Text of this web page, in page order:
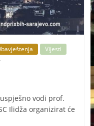
Vijesti
vodi prof.
Ilidža organizirat će